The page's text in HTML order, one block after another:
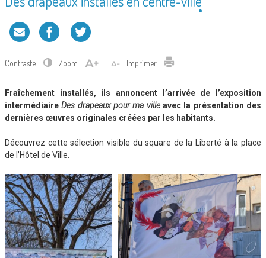
Contraste Zoom Imprimer
Fraîchement installés, ils annoncent l’arrivée de l’exposition
intermédiaireDes drapeaux pour ma villeavec la présentation des
dernières œuvres originales créées par les habitants.
Découvrez cette sélection visible du square de la Liberté à la place
de l’Hôtel de Ville.